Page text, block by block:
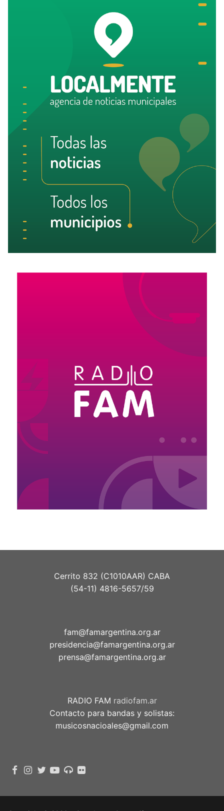
Cerrito 832 (C1010AAR) CABA
(54-11) 4816-5657/59
fam@famargentina.org.ar
presidencia@famargentina.org.ar
prensa@famargentina.org.ar
RADIO FAM radiofam.ar
Contacto para bandas y solistas:
musicosnacioales@gmail.com